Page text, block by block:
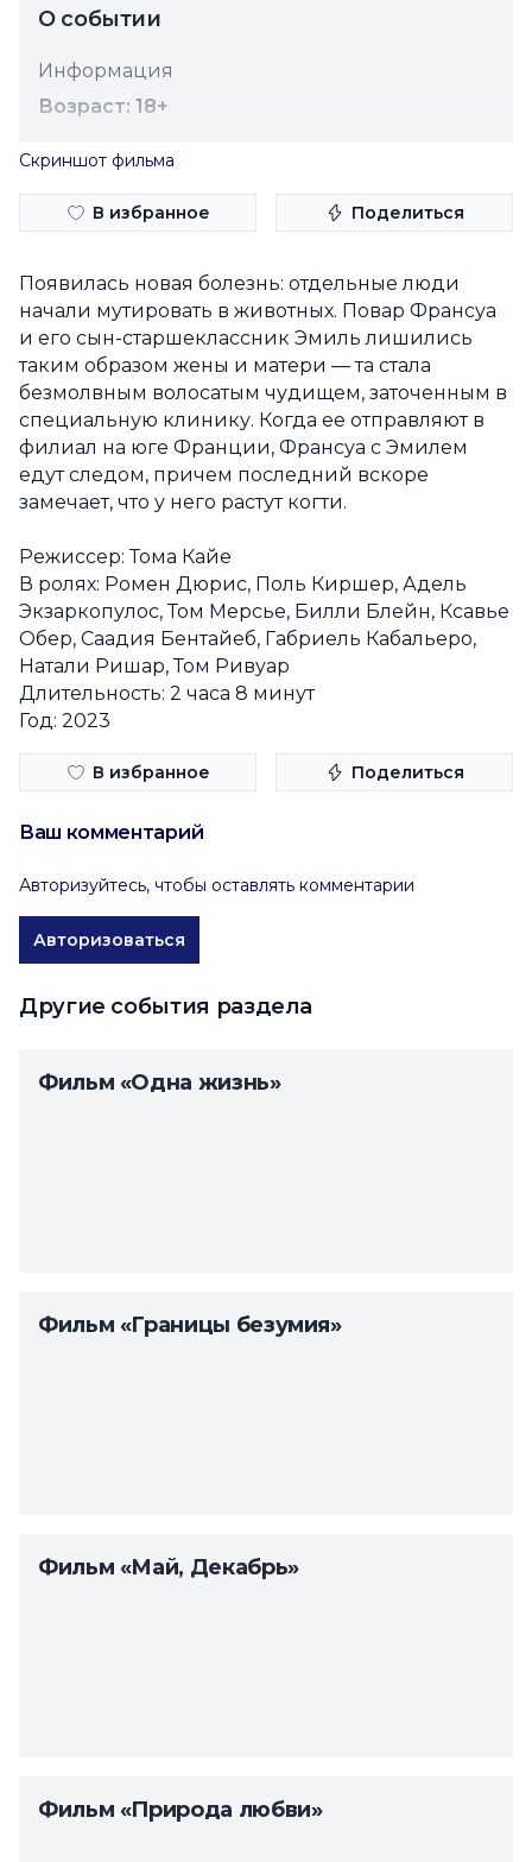
О событии
Информация
Возраст: 18+
Скриншот фильма
В избранное Поделиться
Появилась новая болезнь: отдельные люди
начали мутировать в животных. Повар Франсуа
и его сын-старшеклассник Эмиль лишились
таким образом жены и матери — та стала
безмолвным волосатым чудищем, заточенным в
специальную клинику. Когда ее отправляют в
филиал на юге Франции, Франсуа с Эмилем
едут следом, причем последний вскоре
замечает, что у него растут когти.
Режиссер: Тома Кайе
В ролях: Ромен Дюрис, Поль Киршер, Адель
Экзаркопулос, Том Мерсье, Билли Блейн, Ксавье
Обер, Саадия Бентайеб, Габриель Кабальеро,
Натали Ришар, Том Ривуар
Длительность: 2 часа 8 минут
Год: 2023
В избранное Поделиться
Ваш комментарий
Авторизуйтесь, чтобы оставлять комментарии
Авторизоваться
Другие события раздела
Фильм «Одна жизнь»
Фильм «Границы безумия»
Фильм «Май, Декабрь»
Фильм «Природа любви»